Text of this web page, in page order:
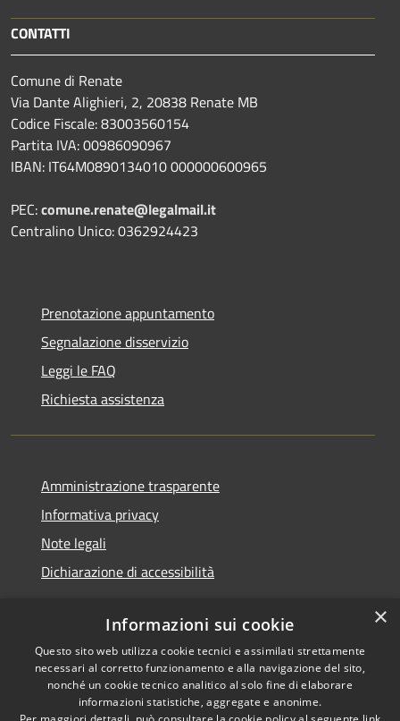
CONTATTI
Comune di Renate
Via Dante Alighieri, 2, 20838 Renate MB
Codice Fiscale: 83003560154
Partita IVA: 00986090967
IBAN: IT64M0890134010 000000600965
PEC:comune.renate@legalmail.it
Centralino Unico: 0362924423
Prenotazione appuntamento
Segnalazione disservizio
Leggi le FAQ
Richiesta assistenza
Amministrazione trasparente
Informativa privacy
Note legali
Dichiarazione di accessibilità
RSS
Accessibilità
Copyright © 2026 • Comune di
Renate • Powered by
Municipium•Accesso
×
Informazioni sui cookie
Questo sito web utilizza cookie tecnici e assimilati strettamente
necessari al corretto funzionamento e alla navigazione del sito,
nonché un cookie tecnico analitico al solo fine di elaborare
informazioni statistiche, aggregate e anonime.